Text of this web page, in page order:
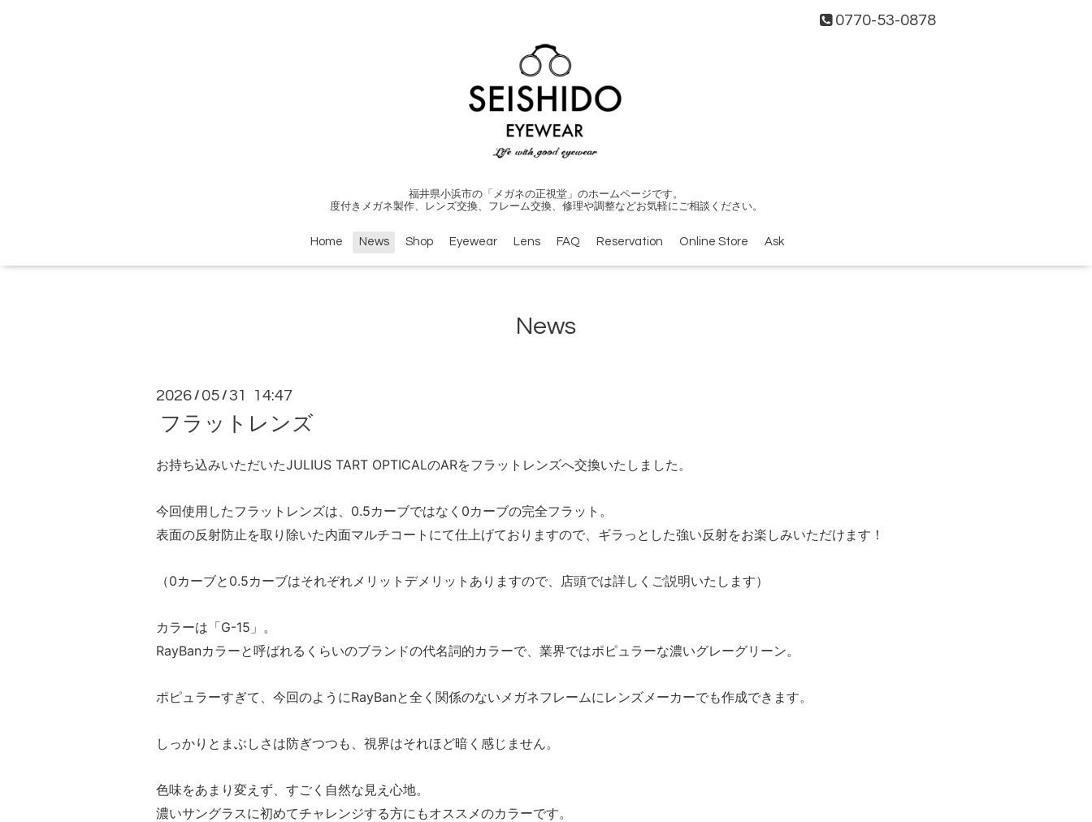
0770-53-0878
福井県小浜市の「メガネの正視堂」のホームページです。
度付きメガネ製作、レンズ交換、フレーム交換、修理や調整などお気軽にご相談ください。
Home News Shop Eyewear Lens FAQ Reservation Online Store Ask
News
2026 / 05 /31 14:47
フラットレンズ
お持ち込みいただいたJULIUS TART OPTICALのARをフラットレンズへ交換いたしました。
今回使用したフラットレンズは、0.5カーブではなく0カーブの完全フラット。
表面の反射防止を取り除いた内面マルチコートにて仕上げておりますので、ギラっとした強い反射をお楽しみいただけます！
（0カーブと0.5カーブはそれぞれメリットデメリットありますので、店頭では詳しくご説明いたします）
カラーは「G-15」。
RayBanカラーと呼ばれるくらいのブランドの代名詞的カラーで、業界ではポピュラーな濃いグレーグリーン。
ポピュラーすぎて、今回のようにRayBanと全く関係のないメガネフレームにレンズメーカーでも作成できます。
しっかりとまぶしさは防ぎつつも、視界はそれほど暗く感じません。
色味をあまり変えず、すごく自然な見え心地。
濃いサングラスに初めてチャレンジする方にもオススメのカラーです。